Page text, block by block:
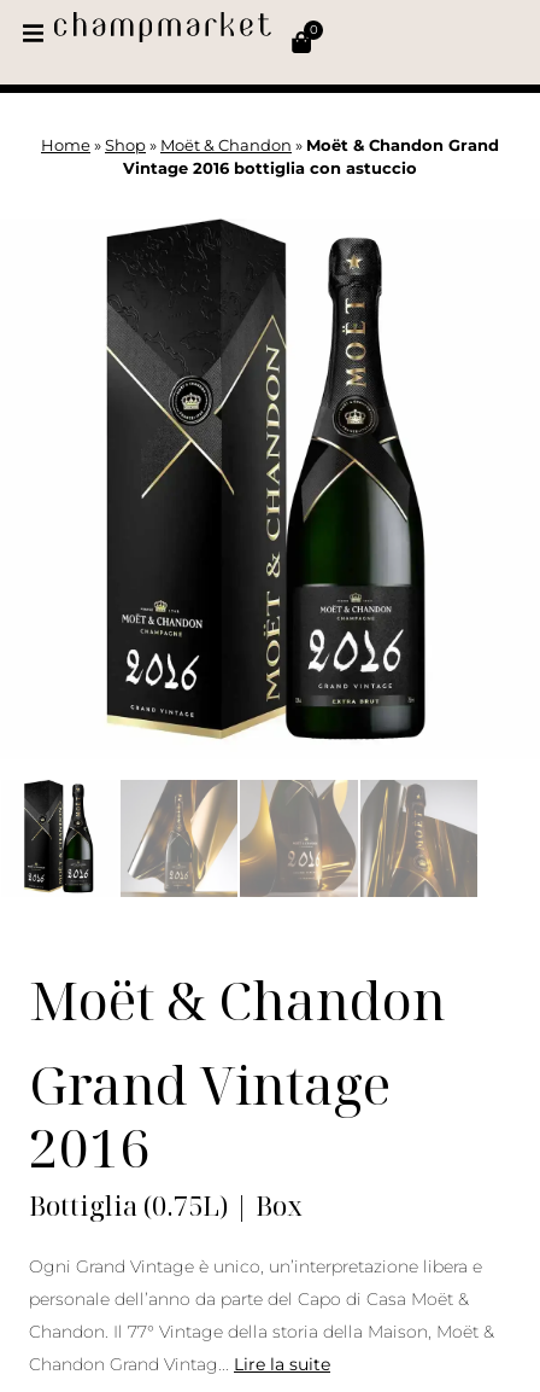
0
Home » Shop » Moët & Chandon » Moët & Chandon Grand
Vintage 2016 bottiglia con astuccio
Moët & Chandon
Grand Vintage
2016
Bottiglia (0.75L) | Box
Ogni Grand Vintage è unico, un’interpretazione libera e
personale dell’anno da parte del Capo di Casa Moët &
Chandon. Il 77° Vintage della storia della Maison, Moët &
Chandon Grand Vintag
Lire la suite